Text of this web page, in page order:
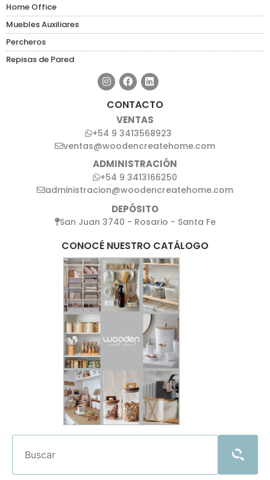
Home Office
Muebles Auxiliares
Percheros
Repisas de Pared
CONTACTO
VENTAS
+54 9 3413568923
ventas@woodencreatehome.com
ADMINISTRACIÓN
+54 9 3413166250
administracion@woodencreatehome.com
DEPÓSITO
San Juan 3740 - Rosario - Santa Fe
CONOCÉ NUESTRO CATÁLOGO